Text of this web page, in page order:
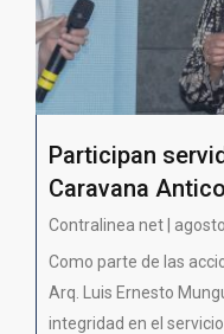
Participan
Caravana
Contralinea net |
Como parte de las
Arq. Luis Ernesto
integridad en el servicio